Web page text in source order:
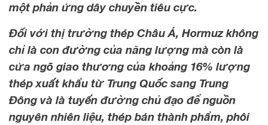
một phản ứng dây chuyền tiêu cực.
Đối với thị trường thép Châu Á, Hormuz không
chỉ là con đường của năng lượng mà còn là
cửa ngõ giao thương của khoảng 16% lượng
thép xuất khẩu từ Trung Quốc sang Trung
Đông và là tuyến đường chủ đạo để nguồn
nguyên nhiên liệu, thép bán thành phẩm, phôi